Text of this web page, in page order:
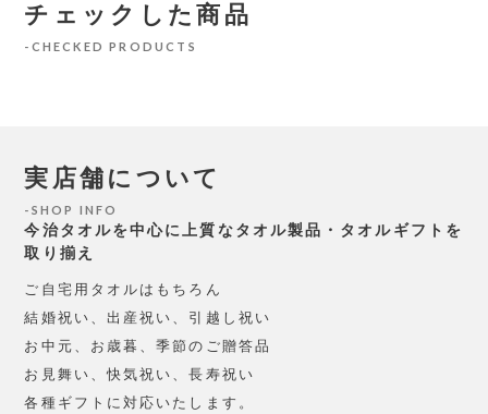
チェックした商品
CHECKED PRODUCTS
実店舗について
SHOP INFO
今治タオルを中心に上質なタオル製品・タオルギフトを
取り揃え
ご自宅用タオルはもちろん
結婚祝い、出産祝い、引越し祝い
お中元、お歳暮、季節のご贈答品
お見舞い、快気祝い、長寿祝い
各種ギフトに対応いたします。